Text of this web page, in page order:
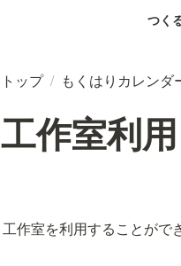
つく
トップ / もくはりカレンダ
工作室利
工作室を利用することがで